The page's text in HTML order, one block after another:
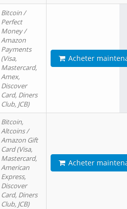
Bitcoin /
Perfect
Money /
Amazon
Payments
(Visa,
Mastercard,
Amex,
Discover
Card, Diners
Club, JCB)
Acheter
Bitcoin,
Altcoins /
Amazon Gift
Card (Visa,
Mastercard,
American
Express,
Discover
Card, Diners
Club, JCB)
Acheter